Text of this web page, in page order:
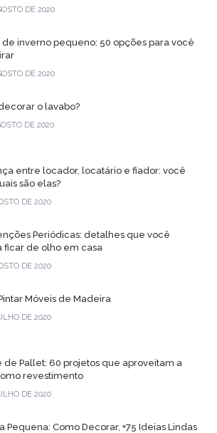
DE 2020
inverno pequeno: 50 opções para você
DE 2020
o lavabo?
DE 2020
entre locador, locatário e fiador: você
são elas?
DE 2020
Periódicas: detalhes que você
ficar de olho em casa
DE 2020
Móveis de Madeira
DE 2020
de Pallet: 60 projetos que aproveitam a
revestimento
DE 2020
Pequena: Como Decorar, +75 Ideias Lindas